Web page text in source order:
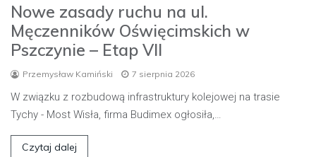
Nowe zasady ruchu na ul.
Męczenników Oświęcimskich w
Pszczynie – Etap VII
Przemysław Kamiński 7 sierpnia 2026
W związku z rozbudową infrastruktury kolejowej na trasie
Tychy - Most Wisła, firma Budimex ogłosiła,…
Czytaj dalej